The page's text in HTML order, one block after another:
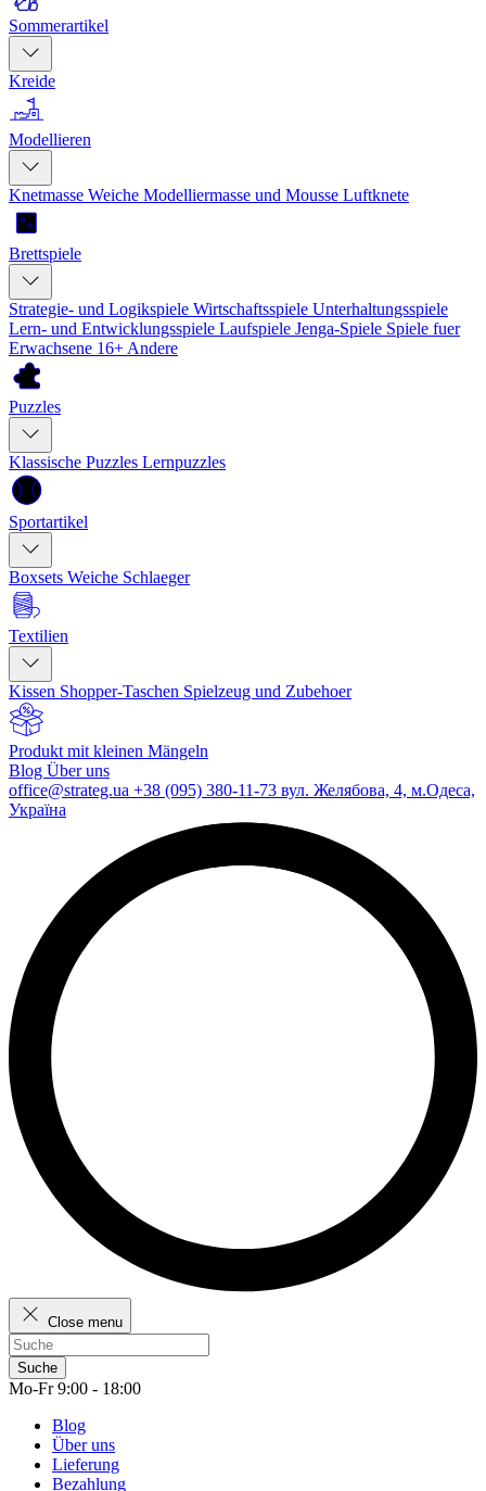
Sommerartikel
Kreide
Modellieren
Knetmasse Weiche Modelliermasse und Mousse Luftknete
Brettspiele
Strategie- und Logikspiele Wirtschaftsspiele Unterhaltungsspiele
Lern- und Entwicklungsspiele Laufspiele Jenga-Spiele Spiele fuer
Erwachsene 16+ Andere
Puzzles
Klassische Puzzles Lernpuzzles
Sportartikel
Boxsets Weiche Schlaeger
Textilien
Kissen Shopper-Taschen Spielzeug und Zubehoer
Produkt mit kleinen Mängeln
Blog Über uns
office@strateg.ua +38 (095) 380-11-73 вул. Желябова, 4, м.Одеса,
Україна
Close menu
Suche
Mo-Fr 9:00 - 18:00
Blog
Über uns
Lieferung
Bezahlung